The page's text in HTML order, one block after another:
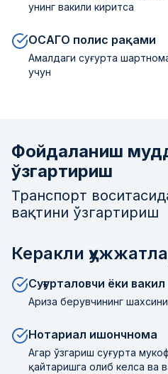
унинг вакили киритса
ОСАГО полис рақами
Амалдаги суғурта
учун
Фойдаланиш
ўзгартириш
Транспорт
вақтини ўзгартириш
Керакли
Суғурталовчи ёки
Ариза берувчининг
Нотариал ишончнома
Агар ўзгариш суғурта
қайтаришга олиб келса ва